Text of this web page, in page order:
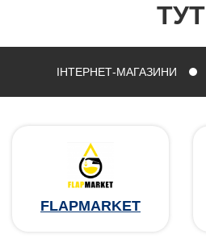
ТУТ
ІНТЕРНЕТ-МАГАЗИНИ
FLAPMARKET